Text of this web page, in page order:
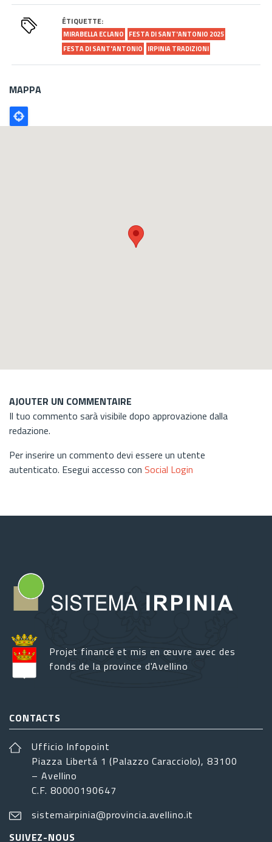
ÉTIQUETTE:
MIRABELLA ECLANO
FESTA DI SANT'ANTONIO 2025
FESTA DI SANT'ANTONIO
IRPINIA TRADIZIONI
MAPPA
Poligono
GEO
AJOUTER UN COMMENTAIRE
Il tuo commento sarà visibile dopo approvazione dalla
redazione.
Per inserire un commento devi essere un utente
autenticato. Esegui accesso con Social Login
Projet financé et mis en œuvre avec des
fonds de la province d'Avellino
CONTACTS
Ufficio Infopoint
Piazza Libertá 1 (Palazzo Caracciolo), 83100
– Avellino
C.F. 80000190647
sistemairpinia@provincia.avellino.it
SUIVEZ-NOUS